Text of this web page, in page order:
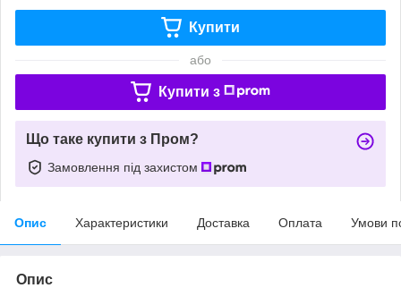
Купити
або
Купити з
Що таке купити з Пром?
Замовлення під захистом
Опис Характеристики Доставка Оплата Умови
Опис